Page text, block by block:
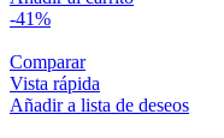
-41%
Comparar
Vista rápida
Añadir a lista de deseos